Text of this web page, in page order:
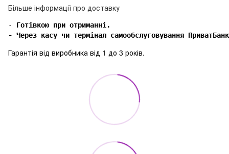
Більше інформації про доставку
-
Готівкою при отриманні.
- Через касу чи термінал самообслуговування ПриватБанк
Гарантія від виробника від 1 до 3 років.